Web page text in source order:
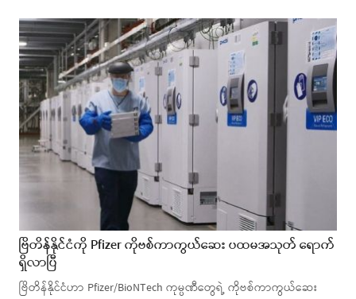
ဗြိတိန်နိုင်ငံကို Pfizer ကိုဗစ်ကာကွယ်ဆေး ပထမအသုတ် ရောက်
ရှိလာပြီ
ဗြိတိန်နိုင်ငံဟာ Pfizer/BioNTech ကုမ္ပဏီတွေရဲ့ ကိုဗစ်ကာကွယ်ဆေး